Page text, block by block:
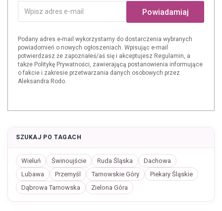
Powiadamiaj
Podany adres e-mail wykorzystamy do dostarczenia wybranych
powiadomień o nowych ogłoszeniach. Wpisując e-mail
potwierdzasz że zapoznałeś/aś się i akceptujesz Regulamin, a
także Politykę Prywatności, zawierającą postanowienia informujące
o fakcie i zakresie przetwarzania danych osobowych przez
Aleksandra Rodo.
SZUKAJ PO TAGACH
Wieluń Świnoujście Ruda Śląska
Dachowa
Lubawa
Przemyśl Tarnowskie Góry
Piekary Śląskie
Dąbrowa Tarnowska
Zielona Góra